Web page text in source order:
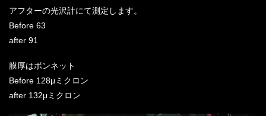
アフターの光沢計にて測定します。
Before 63
after 91
膜厚はボンネット
Before 128μミクロン
after 132μミクロン